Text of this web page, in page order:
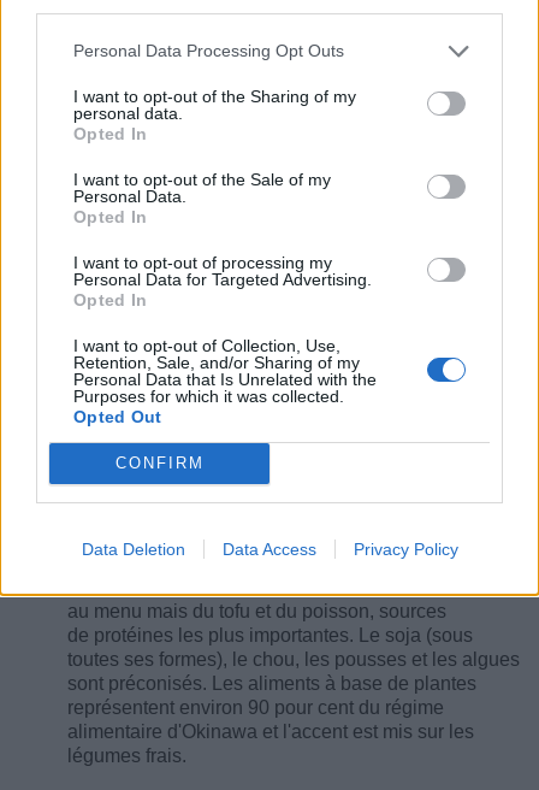
Personal Data Processing Opt Outs
I want to opt-out of the Sharing of my
personal data.
Opted In
I want to opt-out of the Sale of my
Personal Data.
Opted In
I want to opt-out of processing my
Personal Data for Targeted Advertising.
Opted In
I want to opt-out of Collection, Use,
Retention, Sale, and/or Sharing of my
Personal Data that Is Unrelated with the
Purposes for which it was collected.
Opted Out
CONFIRM
Data Deletion Data Access Privacy Policy
bactéries intestinales et augmente le niveau de sucre
dans la taille, les hanches et les cuisses.
Connaissez-vous le régime japonais
Okinawa qui favorise la perte de poids ?
alimentation saine et équilibrée :Les habitant·e·s
d'Okinawa ont une alimentation riche en fibres, faible
au menu mais du tofu et du poisson, sources
de protéines les plus importantes. Le soja (sous
toutes ses formes), le chou, les pousses et les algues
sont préconisés. Les aliments à base de plantes
représentent environ 90 pour cent du régime
alimentaire d'Okinawa et l'accent est mis sur les
légumes frais.